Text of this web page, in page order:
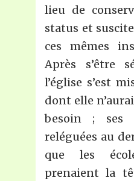
lieu de
status et
ces mêmes
Après s’être
l’église s’est
dont elle
besoin ; ses
reléguées au
que les
prenaient la